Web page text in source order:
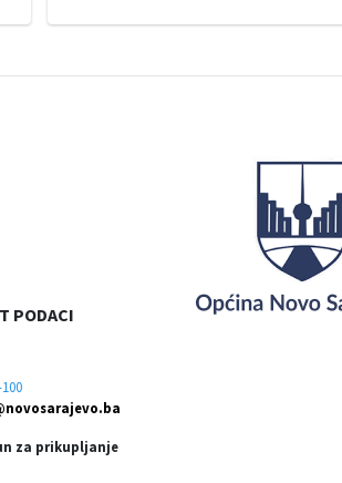
PODACI
za prikupljanje